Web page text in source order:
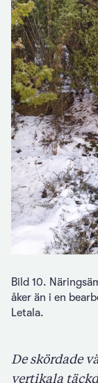
Bild 10.
åker än i en
Letala.
De skördade
vertikala